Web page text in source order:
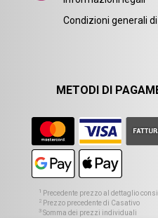
Condizioni generali
METODI DI
1 Precedente prezzo al dettaglio
2 Prezzo precedente di Casativo
3 Somma dei prezzi individuali